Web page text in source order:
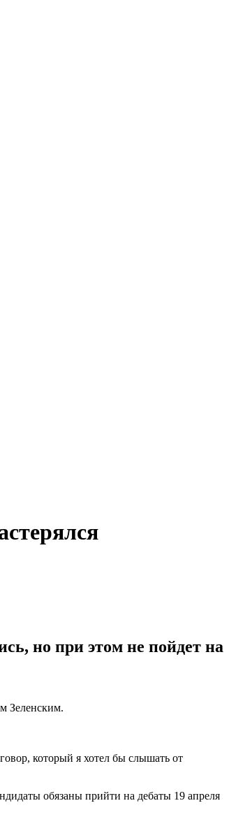
но при этом не пойдет на
Зеленским.
который я хотел бы слышать от
обязаны прийти на дебаты 19 апреля